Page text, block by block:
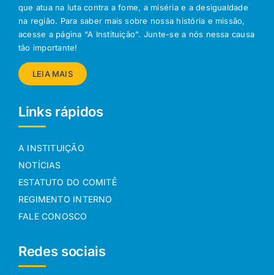
que atua na luta contra a fome, a miséria e a desigualdade
na região. Para saber mais sobre nossa história e missão,
acesse a página “A Instituição”. Junte-se a nós nessa causa
tão importante!
LEIA MAIS
Links rápidos
A INSTITUIÇÃO
NOTÍCIAS
ESTATUTO DO COMITÊ
REGIMENTO INTERNO
FALE CONOSCO
Redes sociais